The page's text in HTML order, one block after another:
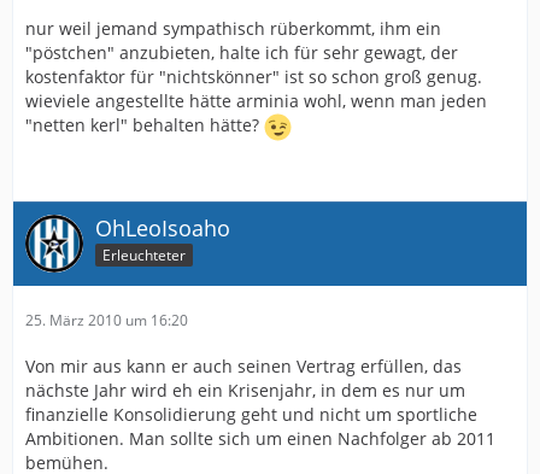
nur weil jemand sympathisch rüberkommt, ihm ein
"pöstchen" anzubieten, halte ich für sehr gewagt, der
kostenfaktor für "nichtskönner" ist so schon groß genug.
wieviele angestellte hätte arminia wohl, wenn man jeden
"netten kerl" behalten hätte?
OhLeoIsoaho
Erleuchteter
25. März 2010 um 16:20
Von mir aus kann er auch seinen Vertrag erfüllen, das
nächste Jahr wird eh ein Krisenjahr, in dem es nur um
finanzielle Konsolidierung geht und nicht um sportliche
Ambitionen. Man sollte sich um einen Nachfolger ab 2011
bemühen.